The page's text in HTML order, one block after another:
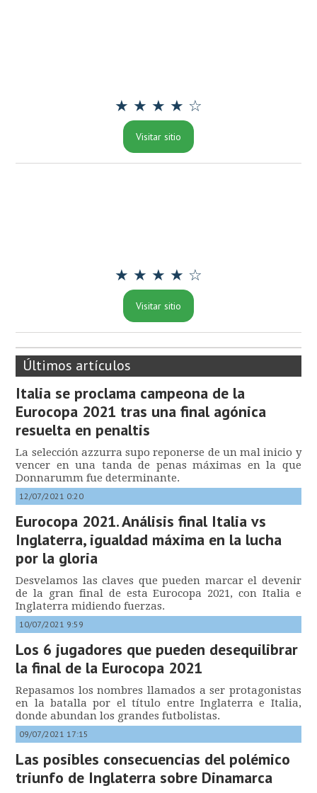
★ ★ ★ ★ ☆
Visitar sitio
★ ★ ★ ★ ☆
Visitar sitio
Últimos artículos
Italia se proclama campeona de la
Eurocopa 2021 tras una final agónica
resuelta en penaltis
La selección azzurra supo reponerse de un mal inicio y
vencer en una tanda de penas máximas en la que
Donnarumm fue determinante.
12/07/2021 0:20
Eurocopa 2021. Análisis final Italia vs
Inglaterra, igualdad máxima en la lucha
por la gloria
Desvelamos las claves que pueden marcar el devenir
de la gran final de esta Eurocopa 2021, con Italia e
Inglaterra midiendo fuerzas.
10/07/2021 9:59
Los 6 jugadores que pueden desequilibrar
la final de la Eurocopa 2021
Repasamos los nombres llamados a ser protagonistas
en la batalla por el título entre Inglaterra e Italia,
donde abundan los grandes futbolistas.
09/07/2021 17:15
Las posibles consecuencias del polémico
triunfo de Inglaterra sobre Dinamarca